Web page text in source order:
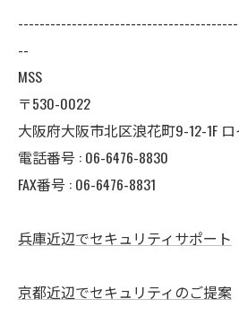
--
MSS
〒530-0022
大阪府大阪市北区浪花町9-12-1F
電話番号 : 06-6476-8830
FAX番号 : 06-6476-8831
兵庫近辺でセキュリティサポート
京都近辺でセキュリティのご提案